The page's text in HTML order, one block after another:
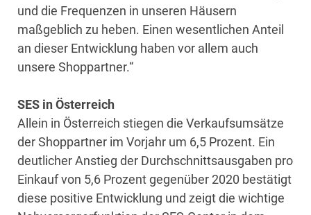
und die Frequenzen in unseren Häusern
maßgeblich zu heben. Einen wesentlichen Anteil
an dieser Entwicklung haben vor allem auch
unsere Shoppartner.“
SES in Österreich
Allein in Österreich stiegen die Verkaufsumsätze
der Shoppartner im Vorjahr um 6,5 Prozent. Ein
deutlicher Anstieg der Durchschnittsausgaben pro
Einkauf von 5,6 Prozent gegenüber 2020 bestätigt
diese positive Entwicklung und zeigt die wichtige